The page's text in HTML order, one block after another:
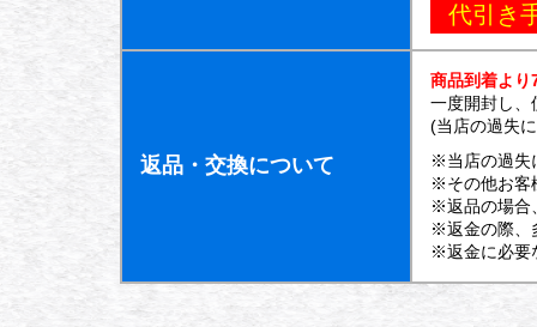
代引き
返品・交換について
商品到着より
一度開封し、
(当店の過失
※当店の過失
※その他お客
※返品の場合
※返金の際、
※返金に必要